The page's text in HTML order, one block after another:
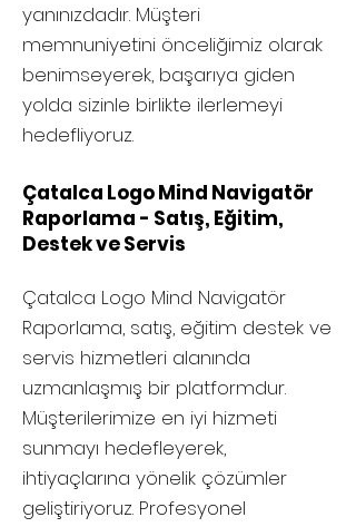
yanınızdadır. Müşteri
memnuniyetini önceliğimiz olarak
benimseyerek, başarıya giden
yolda sizinle birlikte ilerlemeyi
hedefliyoruz.
Çatalca Logo Mind Navigatör
Raporlama - Satış, Eğitim,
Destek ve Servis
Çatalca Logo Mind Navigatör
Raporlama, satış, eğitim destek ve
servis hizmetleri alanında
uzmanlaşmış bir platformdur.
Müşterilerimize en iyi hizmeti
sunmayı hedefleyerek,
ihtiyaçlarına yönelik çözümler
geliştiriyoruz. Profesyonel